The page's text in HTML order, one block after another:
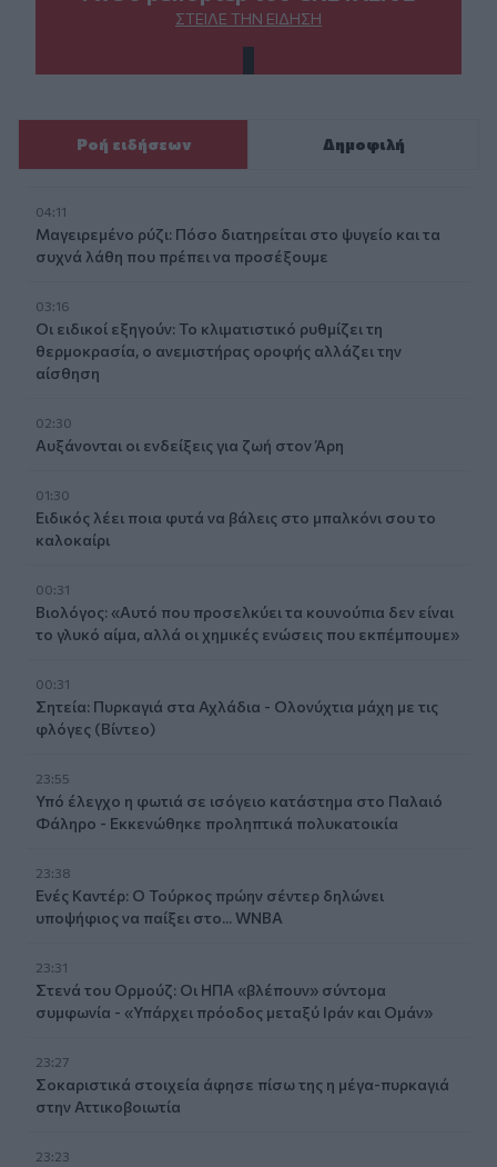
ΣΤΕΊΛΕ ΤΗΝ ΕΊΔΗΣΗ
Ροή ειδήσεων Δημοφιλή
04:11
Μαγειρεμένο ρύζι: Πόσο διατηρείται στο ψυγείο και τα
συχνά λάθη που πρέπει να προσέξουμε
03:16
Οι ειδικοί εξηγούν: Το κλιματιστικό ρυθμίζει τη
θερμοκρασία, ο ανεμιστήρας οροφής αλλάζει την
αίσθηση
02:30
Αυξάνονται οι ενδείξεις για ζωή στον Άρη
01:30
Ειδικός λέει ποια φυτά να βάλεις στο μπαλκόνι σου το
καλοκαίρι
00:31
Βιολόγος: «Αυτό που προσελκύει τα κουνούπια δεν είναι
το γλυκό αίμα, αλλά οι χημικές ενώσεις που εκπέμπουμε»
00:31
Σητεία: Πυρκαγιά στα Αχλάδια - Ολονύχτια μάχη με τις
φλόγες (Βίντεο)
23:55
Υπό έλεγχο η φωτιά σε ισόγειο κατάστημα στο Παλαιό
Φάληρο - Εκκενώθηκε προληπτικά πολυκατοικία
23:38
Ενές Καντέρ: Ο Τούρκος πρώην σέντερ δηλώνει
υποψήφιος να παίξει στο... WNBA
23:31
Στενά του Ορμούζ: Οι ΗΠΑ «βλέπουν» σύντομα
συμφωνία - «Υπάρχει πρόοδος μεταξύ Ιράν και Ομάν»
23:27
Σοκαριστικά στοιχεία άφησε πίσω της η μέγα-πυρκαγιά
στην Αττικοβοιωτία
23:23